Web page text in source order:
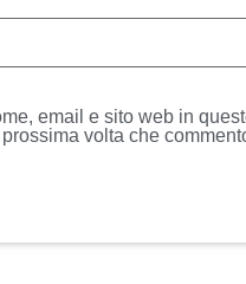
email e sito web in
volta che